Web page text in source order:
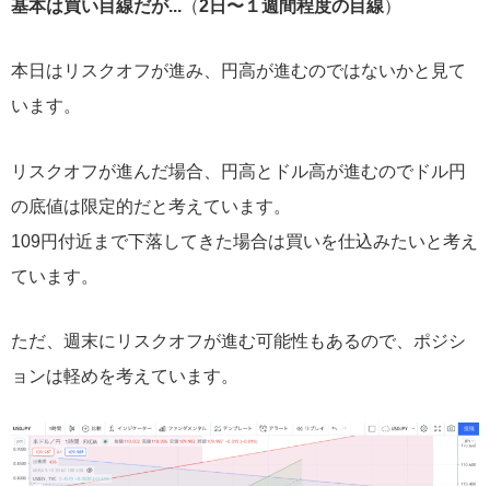
基本は買い目線だが... （2日〜１週間程度の目線）
本日はリスクオフが進み、円高が進むのではないかと見て
います。
リスクオフが進んだ場合、円高とドル高が進むのでドル円
の底値は限定的だと考えています。
109円付近まで下落してきた場合は買いを仕込みたいと考え
ています。
ただ、週末にリスクオフが進む可能性もあるので、ポジシ
ョンは軽めを考えています。